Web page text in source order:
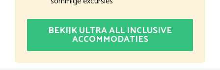
BEKIJK ULTRA ALL INCLUSIVE
ACCOMMODATIES